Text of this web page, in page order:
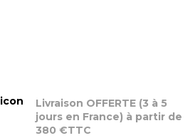
Livraison OFFERTE (3 à 5
jours en France) à partir de
380 €TTC